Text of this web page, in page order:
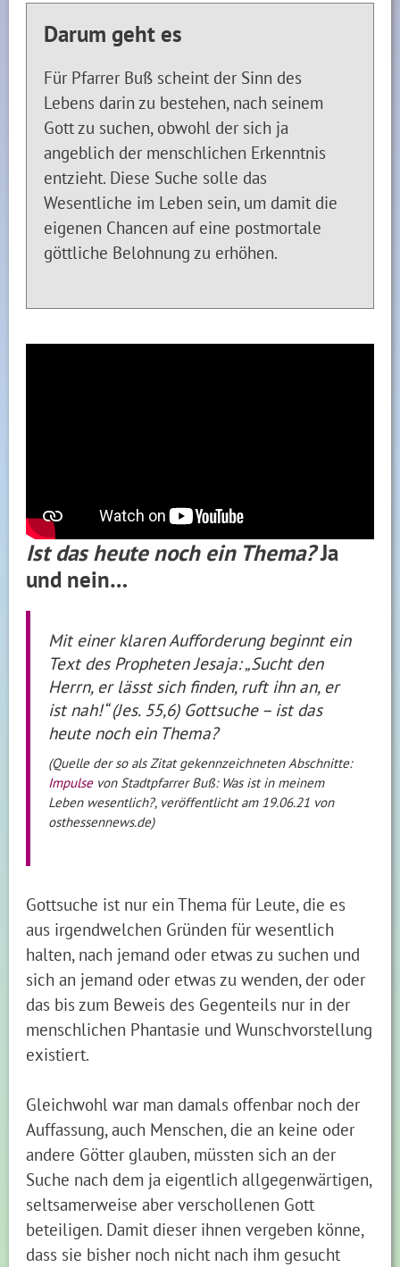
Darum geht es
Für Pfarrer Buß scheint der Sinn des
Lebens darin zu bestehen, nach seinem
Gott zu suchen, obwohl der sich ja
angeblich der menschlichen Erkenntnis
entzieht. Diese Suche solle das
Wesentliche im Leben sein, um damit die
eigenen Chancen auf eine postmortale
göttliche Belohnung zu erhöhen.
Ist das heute noch ein Thema?Ja
und nein…
Mit einer klaren Aufforderung beginnt ein
Text des Propheten Jesaja: „Sucht den
Herrn, er lässt sich finden, ruft ihn an, er
ist nah!“ (Jes. 55,6) Gottsuche – ist das
heute noch ein Thema?
(Quelle der so als Zitat gekennzeichneten Abschnitte:
Impulsevon Stadtpfarrer Buß: Was ist in meinem
Leben wesentlich?, veröffentlicht am 19.06.21 von
osthessennews.de)
Gottsuche ist nur ein Thema für Leute, die es
aus irgendwelchen Gründen für wesentlich
halten, nach jemand oder etwas zu suchen und
sich an jemand oder etwas zu wenden, der oder
das bis zum Beweis des Gegenteils nur in der
menschlichen Phantasie und Wunschvorstellung
existiert.
Gleichwohl war man damals offenbar noch der
Auffassung, auch Menschen, die an keine oder
andere Götter glauben, müssten sich an der
Suche nach dem ja eigentlich allgegenwärtigen,
seltsamerweise aber verschollenen Gott
beteiligen. Damit dieser ihnen vergeben könne,
dass sie bisher noch nicht nach ihm gesucht